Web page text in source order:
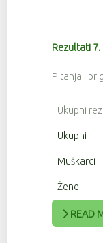
Rezultati 7.
Pitanja i
Ukupni
Ukupni
Muškarci
Žene
READ